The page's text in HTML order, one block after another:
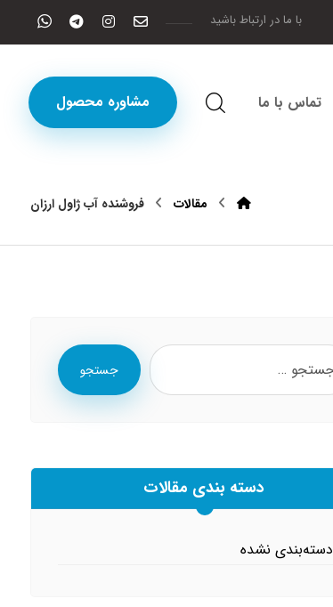
با ما در ارتباط باشید
مشاوره محصول تماس با ما
مقالات فروشنده آب ژاول ارزان
جستجو
دسته بندی مقالات
دسته‌بندی نشده